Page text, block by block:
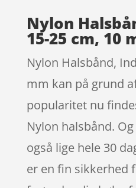
Nylon
15-25 cm, 10
Nylon Halsbånd,
mm kan på grund
popularitet nu
Nylon halsbånd.
også lige hele 30
er en fin sikkerhed